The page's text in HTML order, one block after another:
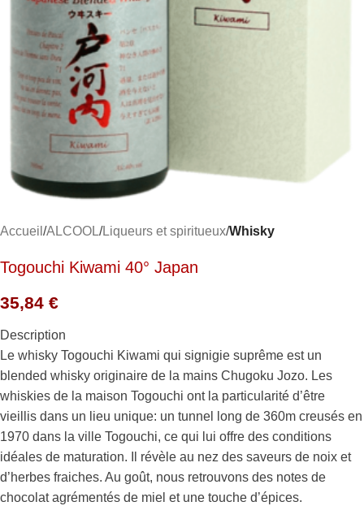
Accueil ALCOOL Liqueurs et spiritueux Whisky
Togouchi Kiwami 40° Japan
35,84 €
Description
Le whisky Togouchi Kiwami qui signigie suprême est un
blended whisky originaire de la mains Chugoku Jozo. Les
whiskies de la maison Togouchi ont la particularité d’être
vieillis dans un lieu unique: un tunnel long de 360m creusés en
1970 dans la ville Togouchi, ce qui lui offre des conditions
idéales de maturation. Il révèle au nez des saveurs de noix et
d’herbes fraiches. Au goût, nous retrouvons des notes de
chocolat agrémentés de miel et une touche d’épices.